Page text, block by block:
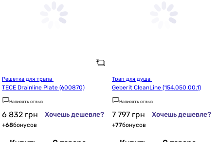
TECE Drainline Plate (600870)
Написать отзыв
6 832 грн Хочешь дешевле?
+68бонусов
Geberit CleanLine (154.050.00.1)
Написать отзыв
7 797 грн Хочешь дешевле?
+77бонусов